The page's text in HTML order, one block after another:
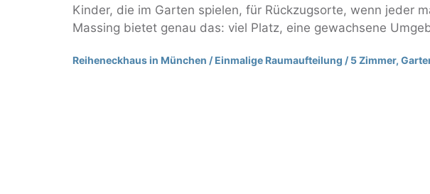
Kinder, die im Garten spielen, für Rückzugsorte, wenn jeder
Massing bietet genau das: viel Platz, eine gewachsene
Reiheneckhaus in München / Einmalige Raumaufteilung / 5 Zimmer,